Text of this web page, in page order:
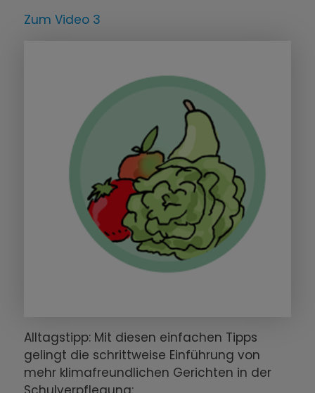
Zum Video 3
Alltagstipp: Mit diesen einfachen Tipps
gelingt die schrittweise Einführung von
mehr klimafreundlichen Gerichten in der